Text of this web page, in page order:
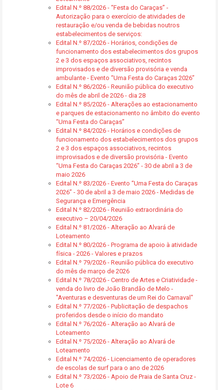
Edital N.º 88/2026 - “Festa do Caraças” -
Autorização para o exercício de atividades de
restauração e/ou venda de bebidas noutros
estabelecimentos de serviços:
Edital N.º 87/2026 - Horários, condições de
funcionamento dos estabelecimentos dos grupos
2 e 3 dos espaços associativos, recintos
improvisados e de diversão provisória e venda
ambulante - Evento “Uma Festa do Caraças 2026”
Edital N.º 86/2026 - Reunião pública do executivo
do mês de abril de 2026 - dia 28
Edital N.º 85/2026 - Alterações ao estacionamento
e parques de estacionamento no âmbito do evento
“Uma Festa do Caraças”
Edital N.º 84/2026 - Horários e condições de
funcionamento dos estabelecimentos dos grupos
2 e 3 dos espaços associativos, recintos
improvisados e de diversão provisória - Evento
“Uma Festa do Caraças 2026” - 30 de abril a 3 de
maio 2026
Edital N.º 83/2026 - Evento “Uma Festa do Caraças
2026” - 30 de abril a 3 de maio 2026 - Medidas de
Segurança e Emergência
Edital N.º 82/2026 - Reunião extraordinária do
executivo – 20/04/2026
Edital N.º 81/2026 - Alteração ao Alvará de
Loteamento
Edital N.º 80/2026 - Programa de apoio à atividade
física - 2026 - Valores e prazos
Edital N.º 79/2026 - Reunião pública do executivo
do mês de março de 2026
Edital N.º 78/2026 - Centro de Artes e Criatividade -
venda do livro de João Brandão de Melo -
"Aventuras e desventuras de um Rei do Carnaval"
Edital N.º 77/2026 - Publicitação de despachos
proferidos desde o início do mandato
Edital N.º 76/2026 - Alteração ao Alvará de
Loteamento
Edital N.º 75/2026 - Alteração ao Alvará de
Loteamento
Edital N.º 74/2026 - Licenciamento de operadores
de escolas de surf para o ano de 2026
Edital N.º 73/2026 - Apoio de Praia de Santa Cruz -
Lote 6